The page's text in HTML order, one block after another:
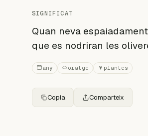
SIGNIFICAT
Quan neva
que es nodriran les
any oratge plantes
Copia Comparteix